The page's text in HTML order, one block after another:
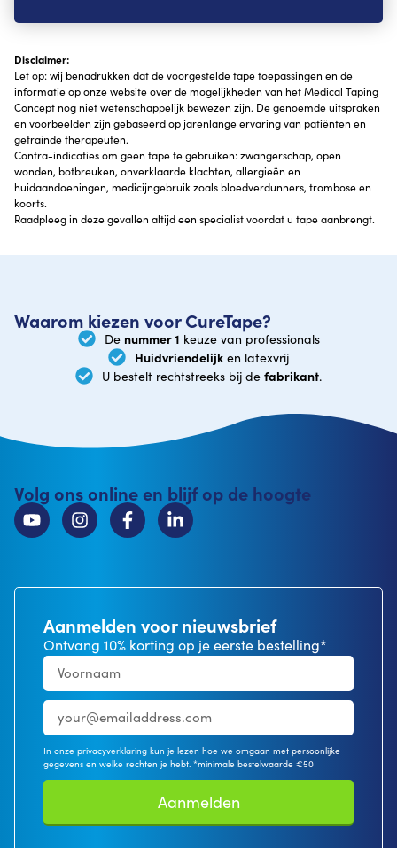
Disclaimer:
Let op: wij benadrukken dat de voorgestelde tape toepassingen en de
informatie op onze website over de mogelijkheden van het Medical Taping
Concept nog niet wetenschappelijk bewezen zijn. De genoemde uitspraken
en voorbeelden zijn gebaseerd op jarenlange ervaring van patiënten en
getrainde therapeuten.
Contra-indicaties om geen tape te gebruiken: zwangerschap, open
wonden, botbreuken, onverklaarde klachten, allergieën en
huidaandoeningen, medicijngebruik zoals bloedverdunners, trombose en
koorts.
Raadpleeg in deze gevallen altijd een specialist voordat u tape aanbrengt.
Waarom kiezen voor CureTape?
De nummer 1 keuze van professionals
Huidvriendelijk en latexvrij
U bestelt rechtstreeks bij de fabrikant.
Volg ons online en blijf op de hoogte
Aanmelden voor nieuwsbrief
Ontvang 10% korting op je eerste bestelling*
In onze privacyverklaring kun je lezen hoe we omgaan met persoonlijke
gegevens en welke rechten je hebt. *minimale bestelwaarde €50
Aanmelden